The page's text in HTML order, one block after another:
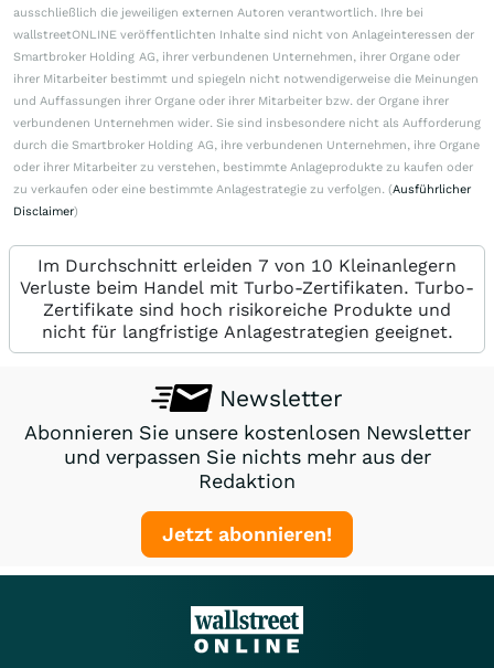
ausschließlich die jeweiligen externen Autoren verantwortlich. Ihre bei
wallstreetONLINE veröffentlichten Inhalte sind nicht von Anlageinteressen der
Smartbroker Holding AG, ihrer verbundenen Unternehmen, ihrer Organe oder
ihrer Mitarbeiter bestimmt und spiegeln nicht notwendigerweise die Meinungen
und Auffassungen ihrer Organe oder ihrer Mitarbeiter bzw. der Organe ihrer
verbundenen Unternehmen wider. Sie sind insbesondere nicht als Aufforderung
durch die Smartbroker Holding AG, ihre verbundenen Unternehmen, ihre Organe
oder ihrer Mitarbeiter zu verstehen, bestimmte Anlageprodukte zu kaufen oder
zu verkaufen oder eine bestimmte Anlagestrategie zu verfolgen. (Ausführlicher
Disclaimer)
Im Durchschnitt erleiden 7 von 10 Kleinanlegern
Verluste beim Handel mit Turbo-Zertifikaten. Turbo-
Zertifikate sind hoch risikoreiche Produkte und
nicht für langfristige Anlagestrategien geeignet.
Newsletter
Abonnieren Sie unsere kostenlosen Newsletter
und verpassen Sie nichts mehr aus der
Redaktion
Jetzt abonnieren!